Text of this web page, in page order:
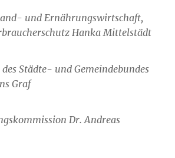
und Ernährungswirtschaft,
Hanka Mittelstädt
Städte- und Gemeindebundes
Graf
Dr. Andreas